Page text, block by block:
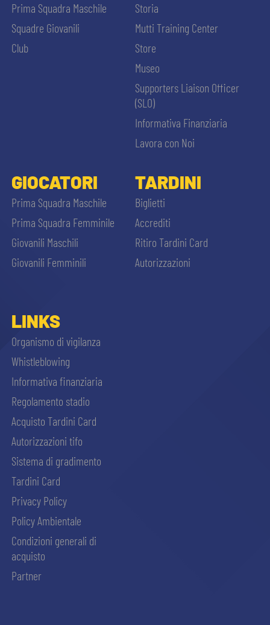
Prima Squadra Maschile
Squadre Giovanili
Club
Storia
Mutti Training Center
Store
Museo
Supporters Liaison Officer
(SLO)
Informativa Finanziaria
Lavora con Noi
GIOCATORI
Prima Squadra Maschile
Prima Squadra Femminile
Giovanili Maschili
Giovanili Femminili
TARDINI
Biglietti
Accrediti
Ritiro Tardini Card
Autorizzazioni
LINKS
Organismo di vigilanza
Whistleblowing
Informativa finanziaria
Regolamento stadio
Acquisto Tardini Card
Autorizzazioni tifo
Sistema di gradimento
Tardini Card
Privacy Policy
Policy Ambientale
Condizioni generali di
acquisto
Partner